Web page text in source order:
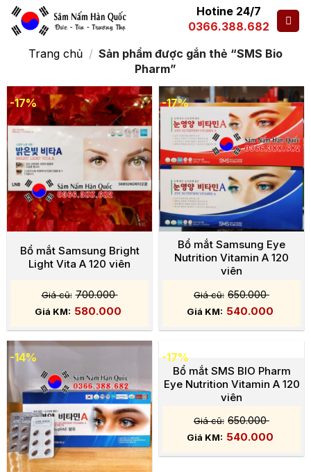
Hotine 24/7
0366.388.682
Trang chủ / Sản phẩm được gắn thẻ “SMS Bio
Pharm”
-17%
Bổ mắt Samsung Bright
Light Vita A 120 viên
700.000
580.000
-17%
Bổ mắt Samsung Eye
Nutrition Vitamin A 120
viên
650.000
540.000
-14% -17%
Bổ mắt SMS BIO Pharm
Eye Nutrition Vitamin A 120
viên
650.000
540.000